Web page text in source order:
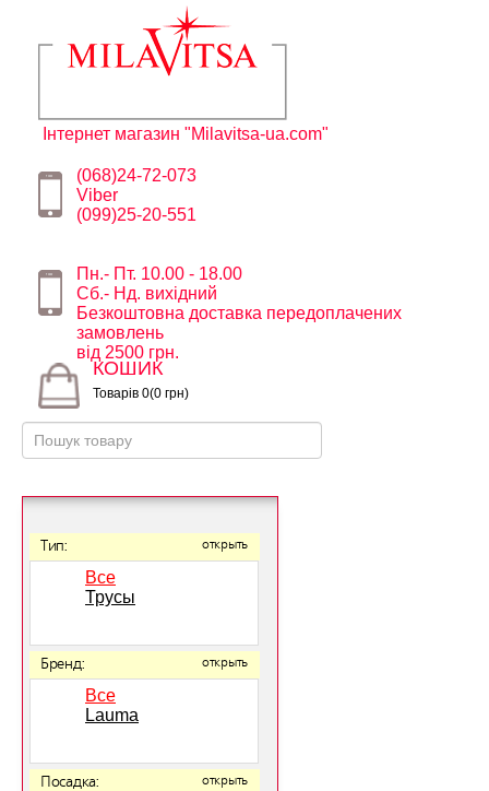
Інтернет магазин "Milavitsa-ua.com"
(068)24-72-073
Viber
(099)25-20-551
Пн.- Пт. 10.00 - 18.00
Сб.- Нд. вихідний
Безкоштовна доставка передоплачених
замовлень
від 2500 грн.
КОШИК
Товарів 0(0 грн)
Тип: открыть
Все
Трусы
Бренд: открыть
Все
Lauma
Посадка: открыть